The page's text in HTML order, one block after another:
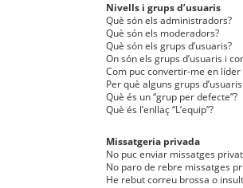
Nivells i grups d’usuaris
Què són els administradors?
Què són els moderadors?
Què són els grups d’usuaris?
On són els grups d’usuaris i
Com puc convertir-me en líder
Per què alguns grups
Què és un “grup per defecte”?
Què és l’enllaç “L’equip”?
Missatgeria privada
No puc enviar missatges
No paro de rebre missatges
He rebut correu brossa o